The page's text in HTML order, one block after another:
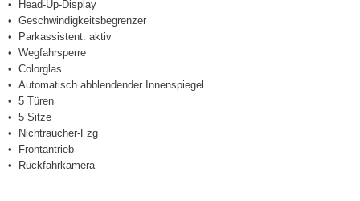
Head-Up-Display
Geschwindigkeitsbegrenzer
Parkassistent: aktiv
Wegfahrsperre
Colorglas
Automatisch abblendender Innenspiegel
5 Türen
5 Sitze
Nichtraucher-Fzg
Frontantrieb
Rückfahrkamera